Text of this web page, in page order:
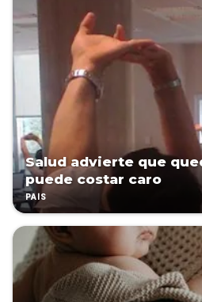
Salud advierte que
puede costar caro
PAÍS